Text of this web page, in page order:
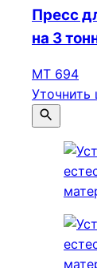
Пресс
на 3
МТ 694
Уточнить